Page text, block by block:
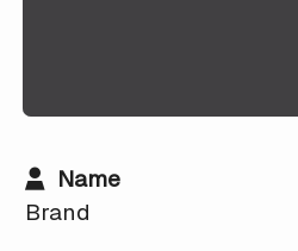
Name
Brand